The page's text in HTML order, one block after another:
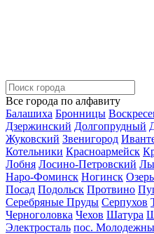
Все города по алфавиту
Балашиха Бронницы
Дзержинский Долгопрудный
Жуковский Звенигород
Котельники Красноармейск
Лобня Лосино-Петровский
Наро-Фоминск Ногинск
Посад Подольск Протвино
Серебряные Пруды Серпухов
Черноголовка Чехов Шатура
Электросталь пос.